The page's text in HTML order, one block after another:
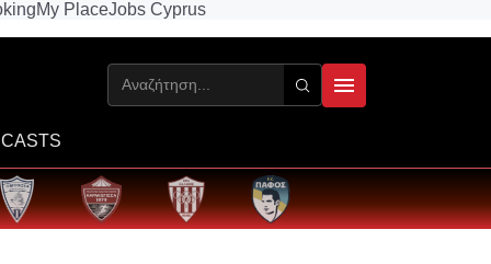
My PlaceJobs Cyprus